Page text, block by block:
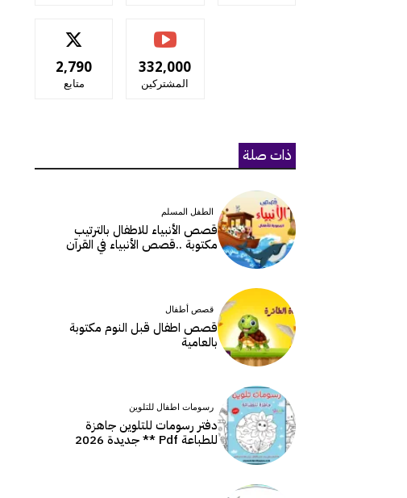
2,790
متابع
332,000
المشتركين
ذات صلة
الطفل المسلم
قصص الأنبياء للاطفال بالترتيب
مكتوبة ..قصص الأنبياء في القرآن
قصص أطفال
قصص اطفال قبل النوم مكتوبة
بالعامية
رسومات اطفال للتلوين
دفتر رسومات للتلوين جاهزة
للطباعة Pdf ** جديدة 2026